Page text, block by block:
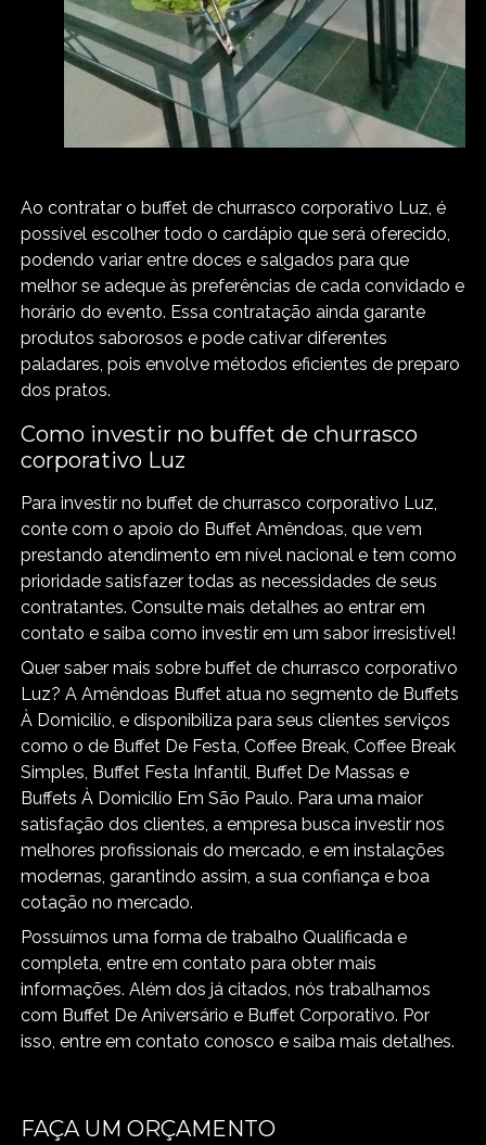
Ao contratar o buffet de churrasco corporativo Luz, é
possível escolher todo o cardápio que será oferecido,
podendo variar entre doces e salgados para que
melhor se adeque às preferências de cada convidado e
horário do evento. Essa contratação ainda garante
produtos saborosos e pode cativar diferentes
paladares, pois envolve métodos eficientes de preparo
dos pratos.
Como investir no buffet de churrasco
corporativo Luz
Para investir no buffet de churrasco corporativo Luz,
conte com o apoio do Buffet Amêndoas, que vem
prestando atendimento em nível nacional e tem como
prioridade satisfazer todas as necessidades de seus
contratantes. Consulte mais detalhes ao entrar em
contato e saiba como investir em um sabor irresistível!
Quer saber mais sobre buffet de churrasco corporativo
Luz? A Amêndoas Buffet atua no segmento de Buffets
À Domicilío, e disponibiliza para seus clientes serviços
como o de Buffet De Festa, Coffee Break, Coffee Break
Simples, Buffet Festa Infantil, Buffet De Massas e
Buffets À Domicilío Em São Paulo. Para uma maior
satisfação dos clientes, a empresa busca investir nos
melhores profissionais do mercado, e em instalações
modernas, garantindo assim, a sua confiança e boa
cotação no mercado.
Possuímos uma forma de trabalho Qualificada e
completa, entre em contato para obter mais
informações. Além dos já citados, nós trabalhamos
com Buffet De Aniversário e Buffet Corporativo. Por
isso, entre em contato conosco e saiba mais detalhes.
FAÇA UM ORÇAMENTO